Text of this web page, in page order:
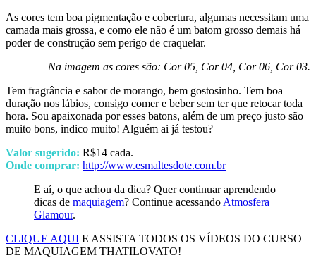
As cores tem boa pigmentação e cobertura, algumas necessitam uma
camada mais grossa, e como ele não é um batom grosso demais há
poder de construção sem perigo de craquelar.
Na imagem as cores são: Cor 05, Cor 04, Cor 06, Cor 03.
Tem fragrância e sabor de morango, bem gostosinho. Tem boa
duração nos lábios, consigo comer e beber sem ter que retocar toda
hora. Sou apaixonada por esses batons, além de um preço justo são
muito bons, indico muito! Alguém ai já testou?
Valor sugerido: R$14 cada.
Onde comprar: http://www.esmaltesdote.com.br
E aí, o que achou da dica? Quer continuar aprendendo
dicas de maquiagem? Continue acessando Atmosfera
Glamour.
CLIQUE AQUI E ASSISTA TODOS OS VÍDEOS DO CURSO
DE MAQUIAGEM THATILOVATO!